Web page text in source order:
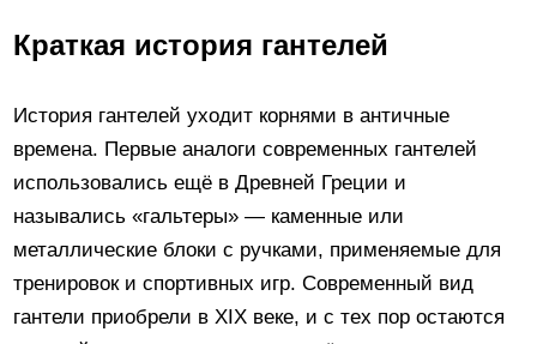
Краткая история гантелей
История гантелей уходит корнями в античные
времена. Первые аналоги современных гантелей
использовались ещё в Древней Греции и
назывались «гальтеры» — каменные или
металлические блоки с ручками, применяемые для
тренировок и спортивных игр. Современный вид
гантели приобрели в XIX веке, и с тех пор остаются